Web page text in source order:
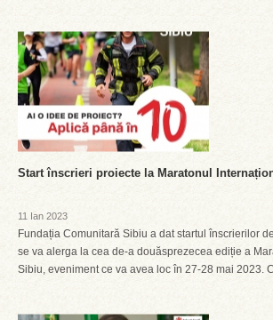
Start înscrieri proiecte la Maratonul
11 Ian 2023
Fundația Comunitară Sibiu a dat startul înscrierilor
se va alerga la cea de-a douăsprezecea ediție a
Sibiu, eveniment ce va avea loc în 27-28 mai 2023.